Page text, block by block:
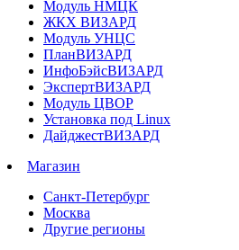
Модуль НМЦК
ЖКХ ВИЗАРД
Модуль УНЦС
ПланВИЗАРД
ИнфоБэйсВИЗАРД
ЭкспертВИЗАРД
Модуль ЦВОР
Установка под Linux
ДайджестВИЗАРД
Магазин
Санкт-Петербург
Москва
Другие регионы